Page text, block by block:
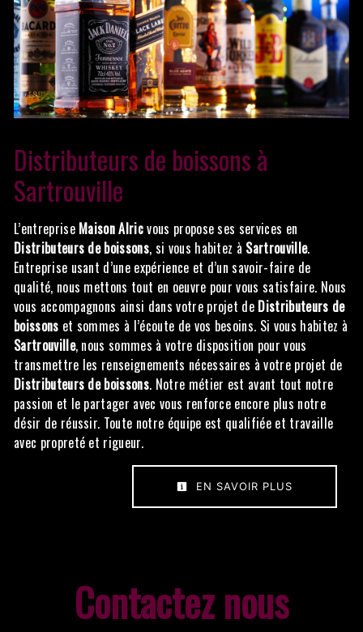
Distributeurs de boissons à
Sartrouville
L’entreprise Maison Alricvous propose ses services en
Distributeurs de boissons, si vous habitez à Sartrouville.
Entreprise usant d’une expérience et d’un savoir-faire de
qualité, nous mettons tout en oeuvre pour vous satisfaire. Nous
vous accompagnons ainsi dans votre projet de Distributeurs de
boissons et sommes à l’écoute de vos besoins. Si vous habitez à
Sartrouville, nous sommes à votre disposition pour vous
transmettre les renseignements nécessaires à votre projet de
Distributeurs de boissons. Notre métier est avant tout notre
passion et le partager avec vous renforce encore plus notre
désir de réussir. Toute notre équipe est qualifiée et travaille
avec propreté et rigueur.
EN SAVOIR PLUS
Contactez nous